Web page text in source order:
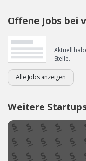
Offene Jobs bei
Aktuell
Stelle.
Alle Jobs anzeigen
Weitere